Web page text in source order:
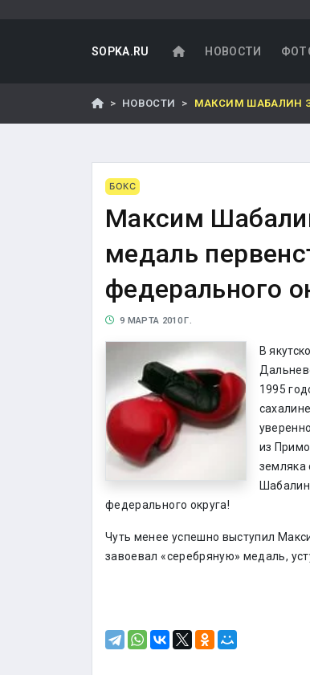
SOPKA.RU НОВОСТИ
НОВОСТИ МАКСИМ ШАБАЛИН
БОКС
Максим
медаль
федерального
9 МАРТА 2010 Г.
В
1995
из
федерального округа!
Чуть менее успешно выступил
завоевал «серебряную» медаль,